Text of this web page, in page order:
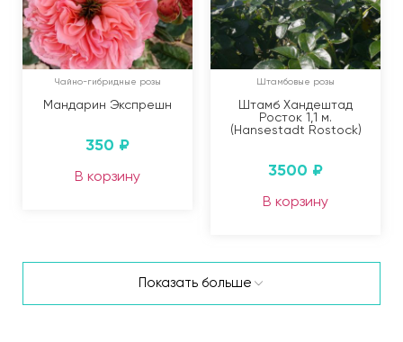
Чайно-гибридные розы
Мандарин Экспрешн
350 ₽
В корзину
Штамбовые розы
Штамб Хандештад
Росток 1,1 м.
(Hansestadt Rostock)
3500 ₽
В корзину
Показать больше